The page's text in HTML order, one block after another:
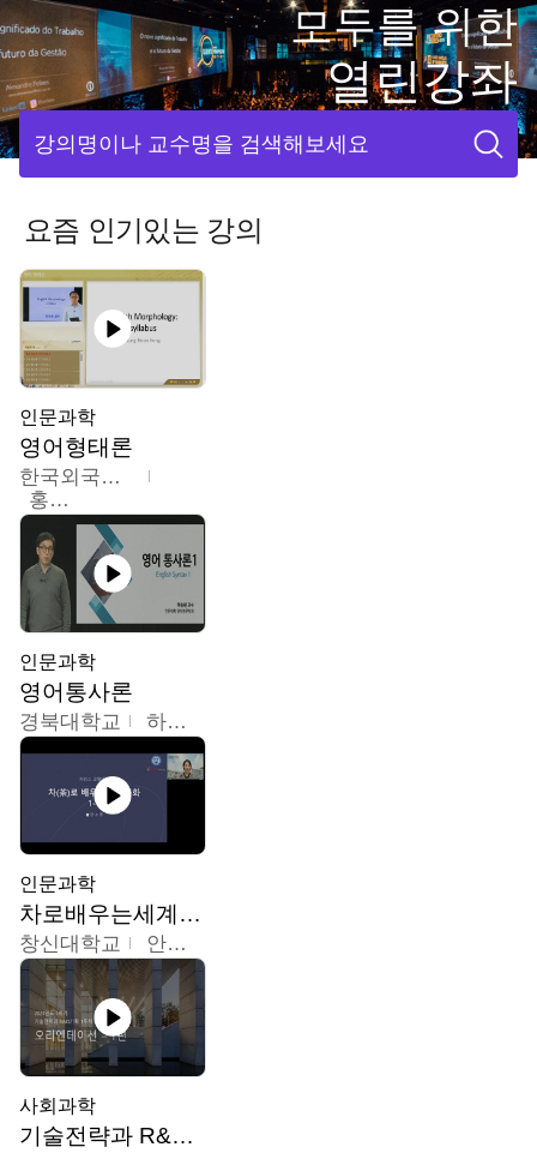
모두를 위한
열린강좌
강의명이나 교수명을 검색해보세요
요즘 인기있는 강의
인문과학
영어형태론
한국외국어대학교
홍성훈
인문과학
영어통사론
경북대학교 하승완
인문과학
차로배우는세계문화
창신대학교 안소영
사회과학
기술전략과 R&D기획